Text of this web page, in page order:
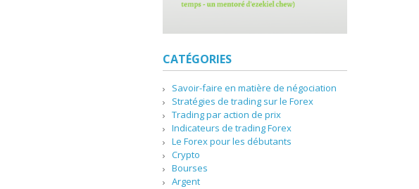
CATÉGORIES
Savoir-faire en matière de négociation
Stratégies de trading sur le Forex
Trading par action de prix
Indicateurs de trading Forex
Le Forex pour les débutants
Crypto
Bourses
Argent